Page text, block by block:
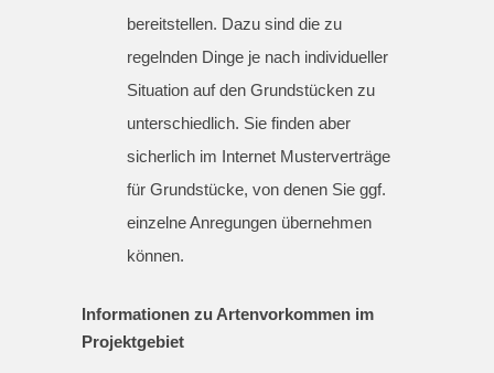
bereitstellen. Dazu sind die zu
regelnden Dinge je nach individueller
Situation auf den Grundstücken zu
unterschiedlich. Sie finden aber
sicherlich im Internet Musterverträge
für Grundstücke, von denen Sie ggf.
einzelne Anregungen übernehmen
können.
Informationen zu Artenvorkommen im
Projektgebiet